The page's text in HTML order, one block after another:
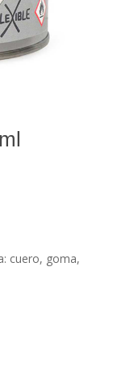
cuero, goma,